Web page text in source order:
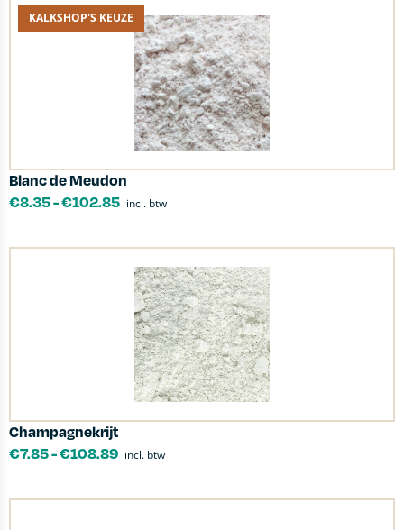
KALKSHOP'S KEUZE
Blanc de Meudon
€8.35-€102.85 incl. btw
Champagnekrijt
€7.85-€108.89 incl. btw